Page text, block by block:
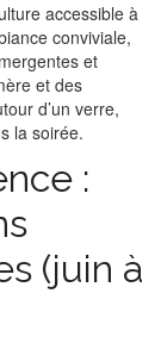
accessible à
conviviale,
et
et des
d’un verre,
la soirée.
:
(juin à